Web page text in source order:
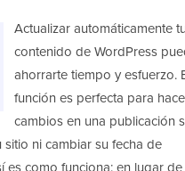
Actualizar automáticamente tu
contenido de WordPress
ahorrarte tiempo y esfuerzo.
función es perfecta para
cambios en una publicación
sitio ni cambiar su fecha de